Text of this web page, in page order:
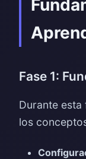
Fase 1:
Durante esta
los